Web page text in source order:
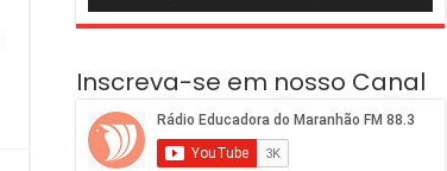
Inscreva-se em nosso Canal